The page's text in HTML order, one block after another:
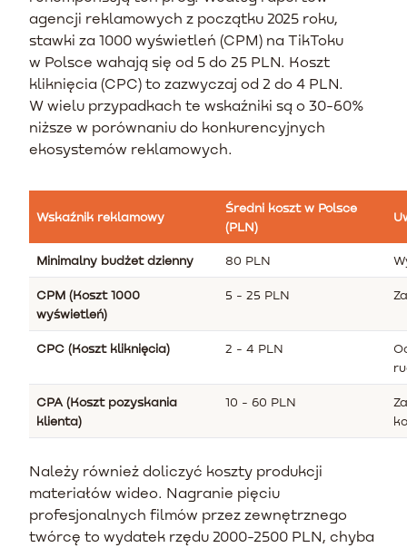
agencji reklamowych z początku 2025 roku,
stawki za 1000 wyświetleń (CPM) na TikToku
w Polsce wahają się od 5 do 25 PLN. Koszt
kliknięcia (CPC) to zazwyczaj od 2 do 4 PLN.
W wielu przypadkach te wskaźniki są o 30-60%
niższe w porównaniu do konkurencyjnych
ekosystemów reklamowych.
Wskaźnik reklamowy
Średni koszt w Polsce
(PLN)
Minimalny budżet dzienny 80 PLN
CPM (Koszt 1000
wyświetleń)
5 - 25 PLN
CPC (Koszt kliknięcia) 2 - 4 PLN
CPA (Koszt pozyskania
klienta)
10 - 60 PLN
Należy również doliczyć koszty produkcji
materiałów wideo. Nagranie pięciu
profesjonalnych filmów przez zewnętrznego
twórcę to wydatek rzędu 2000-2500 PLN, chyba